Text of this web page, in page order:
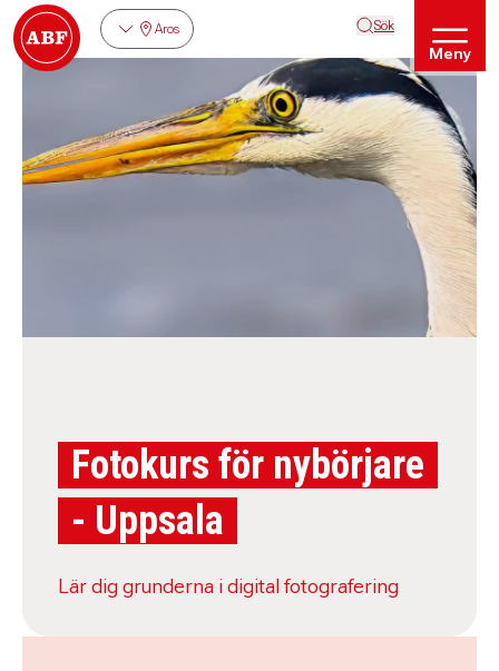
Aros Sök
Meny
Fotokurs för nybörjare
- Uppsala
Lär dig grunderna i digital fotografering